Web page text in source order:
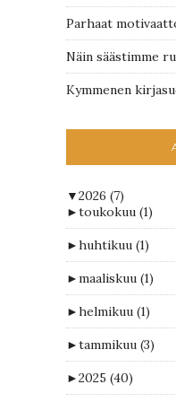
Parhaat
Näin säästimme
Kymmenen
▼2026 (7)
►toukokuu (1)
►huhtikuu (1)
►maaliskuu (1)
►helmikuu (1)
►tammikuu (3)
►2025 (40)